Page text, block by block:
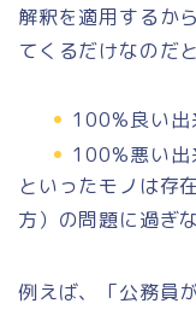
解釈を適用するか
てくるだけなのだ
100%良い出
100%悪い出
といったモノは存
方）の問題に過ぎな
例えば、「公務員